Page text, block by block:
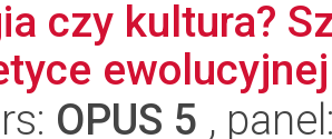
czy kultura?
ewolucyjnej
OPUS 5 ,